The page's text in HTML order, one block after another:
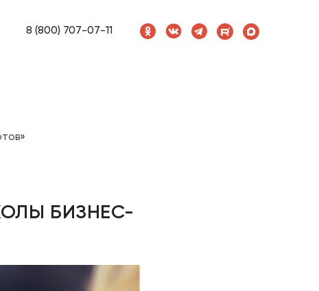
8 (800) 707-07-11
БИЗНЕС-